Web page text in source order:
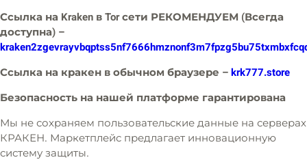
Ссылка на Kraken в Tor сети РЕКОМЕНДУЕМ (Всегда
доступна) –
Ссылка на кракен в обычном браузере –krk777.store
Безопасность на нашей платформе гарантирована
Мы не сохраняем пользовательские данные на серверах
КРАКЕН. Маркетплейс предлагает инновационную
систему защиты.